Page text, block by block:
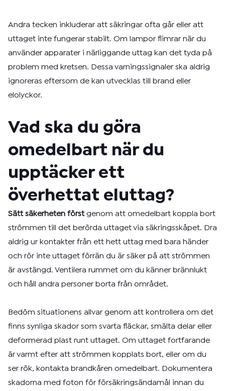
Andra tecken inkluderar att säkringar ofta går eller att
uttaget inte fungerar stabilt. Om lampor flimrar när du
använder apparater i närliggande uttag kan det tyda på
problem med kretsen. Dessa varningssignaler ska aldrig
ignoreras eftersom de kan utvecklas till brand eller
elolyckor.
Vad ska du göra
omedelbart när du
upptäcker ett
överhettat eluttag?
Sätt säkerheten förstgenom att omedelbart koppla bort
strömmen till det berörda uttaget via säkringsskåpet. Dra
aldrig ur kontakter från ett hett uttag med bara händer
och rör inte uttaget förrän du är säker på att strömmen
är avstängd. Ventilera rummet om du känner brännlukt
och håll andra personer borta från området.
Bedöm situationens allvar genom att kontrollera om det
finns synliga skador som svarta fläckar, smälta delar eller
deformerad plast runt uttaget. Om uttaget fortfarande
är varmt efter att strömmen kopplats bort, eller om du
ser rök, kontakta brandkåren omedelbart. Dokumentera
skadorna med foton för försäkringsändamål innan du